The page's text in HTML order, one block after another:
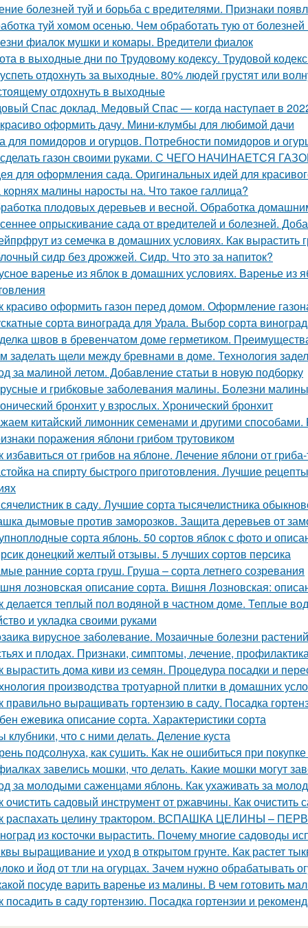
болезней туй и борьба с вредителями. Признаки
туй хомом осенью. Чем обработать тую от
фиалок мушки и комары. Вредители фиалок
в выходные дни по Трудовому кодексу. Трудовой
отдохнуть за выходные. 80% людей грустят или
отдохнуть в выходные
Спас доклад. Медовый Спас — когда наступает в
оформить дачу. Мини-клумбы для любимой дачи
для помидоров и огурцов. Потребности помидоров и
газон своими руками. С ЧЕГО НАЧИНАЕТСЯ
для оформления сада. Оригинальных идей для
малины наросты на. Что такое галлица?
плодовых деревьев и весной. Обработка
опрыскивание сада от вредителей и болезней.
из семечка в домашних условиях. Как вырастить
сидр без дрожжей. Сидр. Что это за напиток?
варенье из яблок в домашних условиях. Варенье из
красиво оформить газон перед домом. Оформление
сорта винограда для Урала. Выбор сорта
швов в бревенчатом доме герметиком.
заделать щели между бревнами в доме. Технология
за малиной летом. Добавление статьи в новую подборку
и грибковые заболевания малины. Болезни
бронхит у взрослых. Хронический бронхит
китайский лимонник семенами и другими
поражения яблони грибом трутовиком
избавиться от грибов на яблоне. Лечение яблони от
на спирту быстрого приготовления. Лучшие
в саду. Лучшие сорта тысячелистника
дымовые против заморозков. Защита деревьев от
сорта яблонь. 50 сортов яблок с фото и
донецкий желтый отзывы. 5 лучших сортов персика
ранние сорта груш. Груша – сорта летнего созревания
лозновская описание сорта. Вишня Лозновская:
делается теплый пол водяной в частном доме. Теплые
и укладка своими руками
вирусное заболевание. Мозаичные болезни
и плодах. Признаки, симптомы, лечение,
вырастить дома киви из семян. Процедура посадки и
производства тротуарной плитки в домашних
правильно выращивать гортензию в саду. Посадка
ежевика описание сорта. Характеристики сорта
клубники, что с ними делать. Деление куста
подсолнуха, как сушить. Как не ошибиться при
завелись мошки, что делать. Какие мошки могут
за молодыми саженцами яблонь. Как ухаживать за
очистить садовый инструмент от ржавчины. Как
распахать целину трактором. ВСПАШКА ЦЕЛИНЫ –
из косточки вырастить. Почему многие садоводы
выращивание и уход в открытом грунте. Как растет
и йод от тли на огурцах. Зачем нужно обрабатывать
посуде варить варенье из малины. В чем готовить
посадить в саду гортензию. Посадка гортензии и